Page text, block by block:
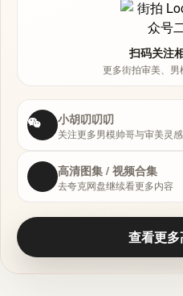
扫码关注
更多街拍审美、
小胡叨叨叨
关注更多男模帅哥与审美灵感
高清图集 / 视频合集
去夸克网盘继续看更多内容
查看更